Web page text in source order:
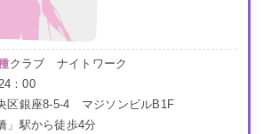
クラブ ナイトワーク
：00
区銀座8-5-4 マジソンビルB1F
」駅から徒歩4分